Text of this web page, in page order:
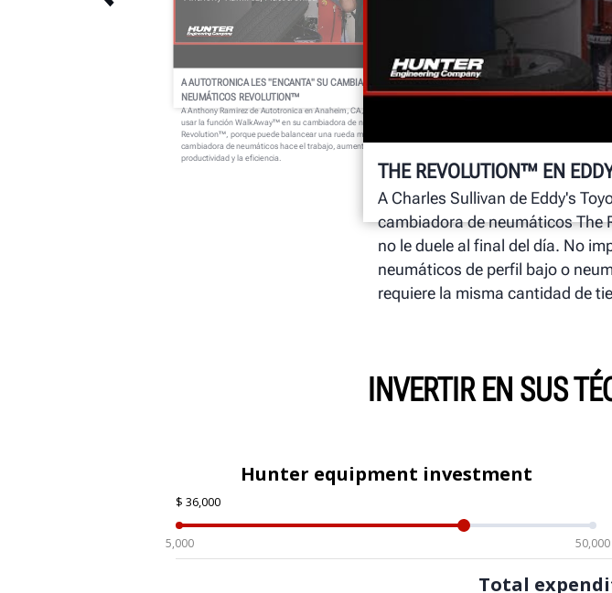
THE REVOLUTION™ EN
A Charles Sullivan de Eddy's
cambiadora de neumáticos
no le duele al final del día. No
neumáticos de perfil bajo o
requiere la misma cantidad de
A AUTOTRONICA LES "ENCANTA" SU CAMBIADORA DE
NEUMÁTICOS REVOLUTION™
A Anthony Ramirez de Autotronica en Anaheim, CA, le encanta
usar la función WalkAway™ en su cambiadora de neumáticos
Revolution™, porque puede balancear una rueda mientras la
cambiadora de neumáticos hace el trabajo, aumentando la
productividad y la eficiencia.
INVERTIR EN SUS